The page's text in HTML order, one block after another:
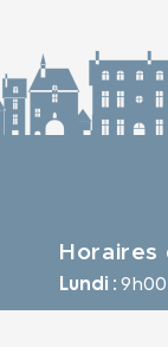
Horaires
Lundi :9h00